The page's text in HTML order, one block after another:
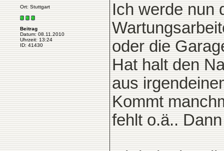
Ort: Stuttgart
Beitrag
Datum: 08.11.2010
Uhrzeit: 13:24
ID: 41430
Ich werde nun
oder die
Hat halt den
aus
Kommt
fehlt o.ä..